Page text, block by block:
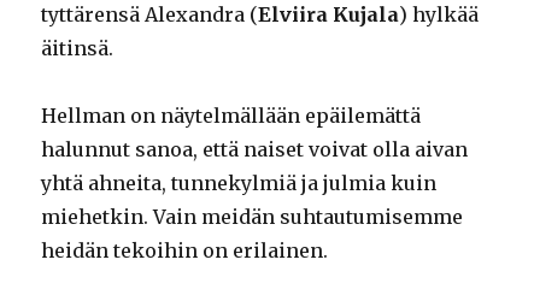
tyttärensä Alexandra (Elviira Kujala) hylkää
äitinsä.
Hellman on näytelmällään epäilemättä
halunnut sanoa, että naiset voivat olla aivan
yhtä ahneita, tunnekylmiä ja julmia kuin
miehetkin. Vain meidän suhtautumisemme
heidän tekoihin on erilainen.